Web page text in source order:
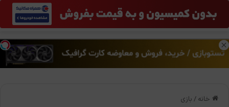
منو
خانه / بازی